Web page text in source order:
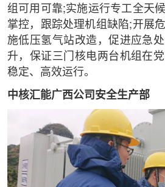
组可用可靠;实施运行专工全天
掌控，跟踪处理机组缺陷;开展
施低压氢气站改造，促进应急
升，保证三门核电两台机组在
稳定、高效运行。
中核汇能广西公司安全生产部